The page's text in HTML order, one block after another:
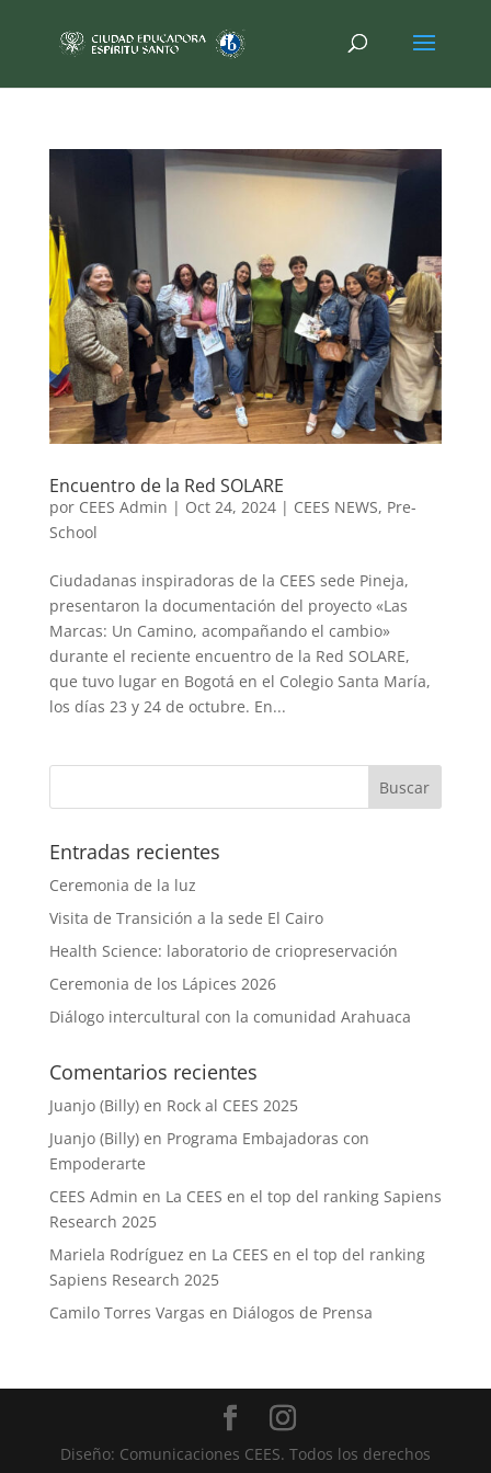
Encuentro de la Red SOLARE
por CEES Admin | Oct 24, 2024| CEES NEWS, Pre-
School
Ciudadanas inspiradoras de la CEES sede Pineja,
presentaron la documentación del proyecto «Las
Marcas: Un Camino, acompañando el cambio»
durante el reciente encuentro de la Red SOLARE,
que tuvo lugar en Bogotá en el Colegio Santa María,
los días 23 y 24 de octubre. En...
Entradas recientes
Ceremonia de la luz
Visita de Transición a la sede El Cairo
Health Science: laboratorio de criopreservación
Ceremonia de los Lápices 2026
Diálogo intercultural con la comunidad Arahuaca
Comentarios recientes
Juanjo (Billy)en Rock al CEES 2025
Juanjo (Billy)en Programa Embajadoras con
Empoderarte
CEES Admin en La CEES en el top del ranking Sapiens
Research 2025
Mariela Rodríguez en La CEES en el top del ranking
Sapiens Research 2025
Camilo Torres Vargas en Diálogos de Prensa
Diseño: Comunicaciones CEES. Todos los derechos